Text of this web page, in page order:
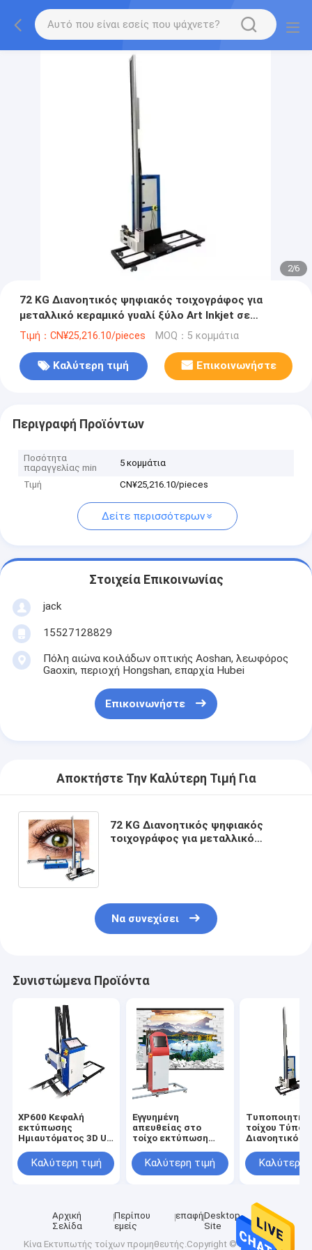
2/6
72 KG Διανοητικός ψηφιακός τοιχογράφος για
μεταλλικό κεραμικό γυαλί ξύλο Art Inkjet σε
εργαστήρια επισκευής μηχανών
Τιμή：CN¥25,216.10/pieces MOQ：5 κομμάτια
Καλύτερη τιμή Επικοινωνήστε
Περιγραφή Προϊόντων
Ποσότητα
παραγγελίας min
5 κομμάτια
Τιμή CN¥25,216.10/pieces
Δείτε περισσότερων
Στοιχεία Επικοινωνίας
jack
15527128829
Πόλη αιώνα κοιλάδων οπτικής Aoshan, λεωφόρος
Gaoxin, περιοχή Hongshan, επαρχία Hubei
Επικοινωνήστε
Αποκτήστε Την Καλύτερη Τιμή Για
72 KG Διανοητικός ψηφιακός
τοιχογράφος για μεταλλικό
Να συνεχίσει
Συνιστώμενα Προϊόντα
XP600 Κεφαλή
εκτύπωσης
Ημιαυτόματος 3D UV
εκτυπωτής για
ψηφιακή εκτύπωση
Καλύτερη τιμή
Εγγυημένη
απευθείας στο
τοίχο εκτύπωση
Μηχανή 2100mm
μεγέθους
επισκευής
Καλύτερη τιμή
Τυποποιητής
τοίχου Τύπος
Διανοητικό
Κερματικό
Ξύλινη Τέχνη
UV Inkjet
Καλύτερη
Αρχική
Σελίδα
Περίπου
εμείς
επαφήDesktop
Site
Κίνα Εκτυπωτής τοίχων προμηθευτής.Copyright © 2025 Wuhan